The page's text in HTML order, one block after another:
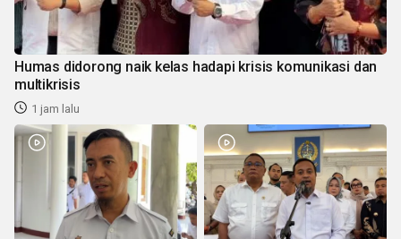
Humas didorong naik kelas hadapi krisis komunikasi dan
multikrisis
1 jam lalu